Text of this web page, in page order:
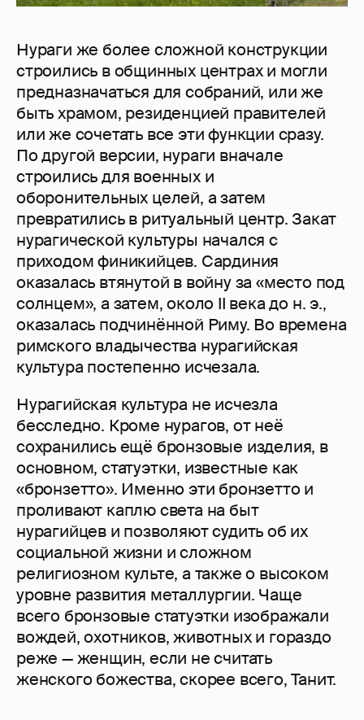
Нураги же более сложной конструкции
строились в общинных центрах и могли
предназначаться для собраний, или же
быть храмом, резиденцией правителей
или же сочетать все эти функции сразу.
По другой версии, нураги вначале
строились для военных и
оборонительных целей, а затем
превратились в ритуальный центр. Закат
нурагической культуры начался с
приходом финикийцев. Сардиния
оказалась втянутой в войну за «место под
солнцем», а затем, около II века до н. э.,
оказалась подчинённой Риму. Во времена
римского владычества нурагийская
культура постепенно исчезала.
Нурагийская культура не исчезла
бесследно. Кроме нурагов, от неё
сохранились ещё бронзовые изделия, в
основном, статуэтки, известные как
«бронзетто». Именно эти бронзетто и
проливают каплю света на быт
нурагийцев и позволяют судить об их
социальной жизни и сложном
религиозном культе, а также о высоком
уровне развития металлургии. Чаще
всего бронзовые статуэтки изображали
вождей, охотников, животных и гораздо
реже — женщин, если не считать
женского божества, скорее всего, Танит.